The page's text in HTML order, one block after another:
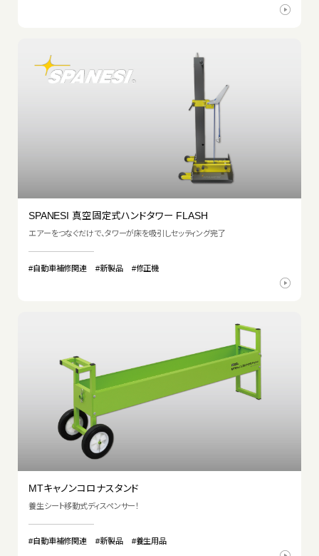
SPANESI 真空固定式ハンドタワー FLASH
エアーをつなぐだけで、タワーが床を吸引しセッティング完了
#自動車補修関連 #新製品 #修正機
MTキャノンコロナスタンド
養生シート移動式ディスペンサー！
#自動車補修関連 #新製品 #養生用品